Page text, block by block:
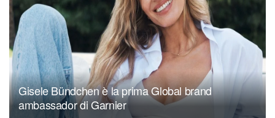
Gisele Bündchen è la prima Global brand
ambassador di Garnier